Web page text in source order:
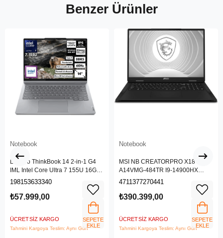
Benzer Ürünler
Notebook
Lenovo ThinkBook 14 2-in-1 G4
IML Intel Core Ultra 7 155U 16GB
512GB SSD 14" WUXGA IPS
Panel Freedos Dokunmatik Ekran
Laptop 21MX002VTR
198153633340
₺57.999,00
ÜCRETSIZ KARGO
Tahmini Kargoya Teslim: Aynı Gün
SEPETE
EKLE
Notebook
MSI NB CREATORPRO X18 HX
A14VMG-484TR I9-14900HX
128GB DDR5 RTX5000 ADA
GDDR6 16GB 4TB SSD 18.0
UHD+
4711377270441
₺390.399,00
ÜCRETSIZ KARGO
Tahmini Kargoya Teslim: Aynı Gün
SEPETE
EKLE